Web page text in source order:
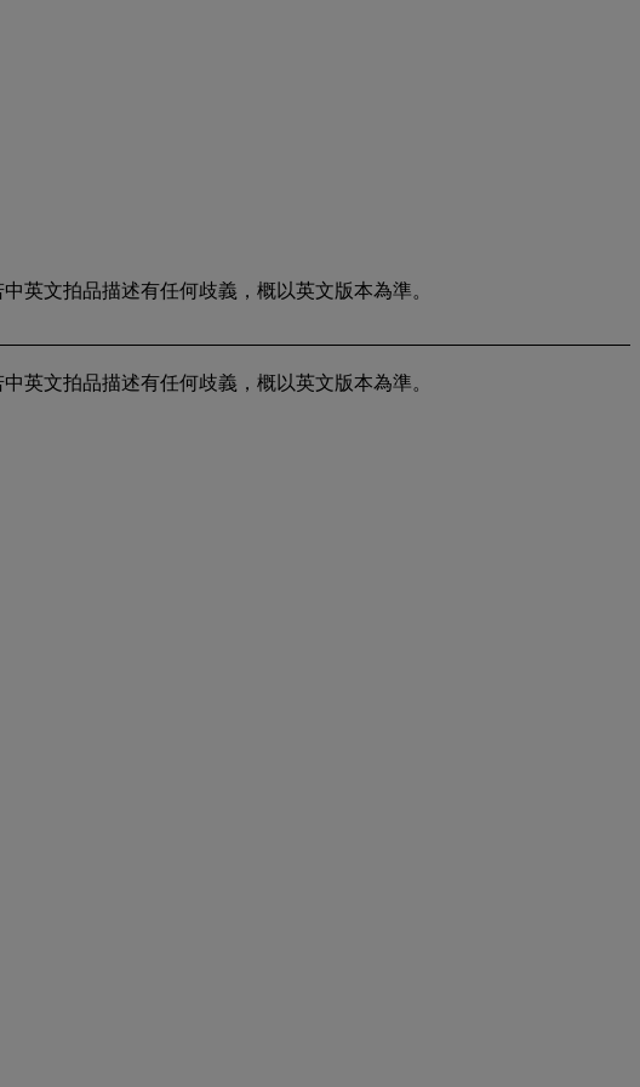
英文拍品描述有任何歧義，概以英文版本為準。
英文拍品描述有任何歧義，概以英文版本為準。